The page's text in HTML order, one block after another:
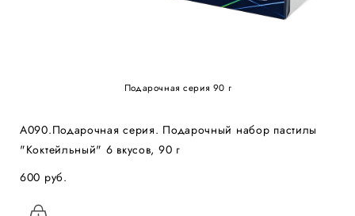
Подарочная серия 90 г
А090.Подарочная серия. Подарочный набор пастилы
"Коктейльный" 6 вкусов, 90 г
600 pуб.